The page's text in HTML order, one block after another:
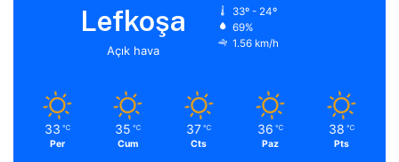
Lefkoşa
Açık hava
33º - 24º
69%
1.56 km/h
33 ℃
Per
35 ℃
Cum
37 ℃
Cts
36 ℃
Paz
38 ℃
Pts